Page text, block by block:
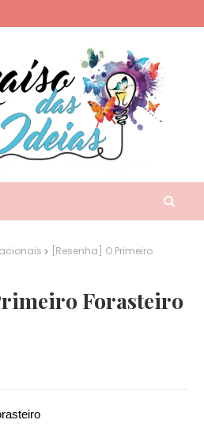
[Resenha] O Primeiro
Forasteiro